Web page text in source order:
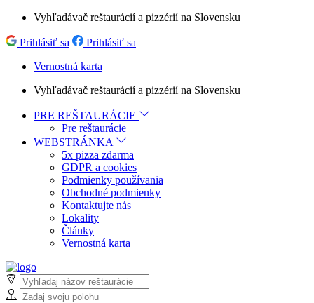
Vyhľadávač reštaurácií a pizzérií na Slovensku
Prihlásiť sa
Prihlásiť sa
Vernostná karta
Vyhľadávač reštaurácií a pizzérií na Slovensku
PRE REŠTAURÁCIE
Pre reštaurácie
WEBSTRÁNKA
5x pizza zdarma
GDPR a cookies
Podmienky používania
Obchodné podmienky
Kontaktujte nás
Lokality
Články
Vernostná karta